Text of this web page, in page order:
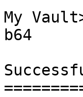
My
b64